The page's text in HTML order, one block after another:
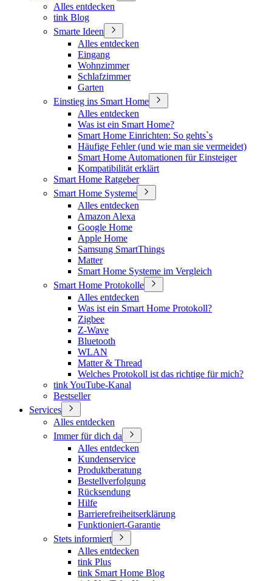
Alles entdecken
tink Blog
Smarte Ideen
Alles entdecken
Eingang
Wohnzimmer
Schlafzimmer
Garten
Einstieg ins Smart Home
Alles entdecken
Was ist ein Smart Home?
Smart Home Einrichten: So gehts`s
Häufige Fehler (und wie man sie vermeidet)
Smart Home Automationen für Einsteiger
Kompatibilität erklärt
Smart Home Ratgeber
Smart Home Systeme
Alles entdecken
Amazon Alexa
Google Home
Apple Home
Samsung SmartThings
Matter
Smart Home Systeme im Vergleich
Smart Home Protokolle
Alles entdecken
Was ist ein Smart Home Protokoll?
Zigbee
Z-Wave
Bluetooth
WLAN
Matter & Thread
Welches Protokoll ist das richtige für mich?
tink YouTube-Kanal
Bestseller
Services
Alles entdecken
Immer für dich da
Alles entdecken
Kundenservice
Produktberatung
Bestellverfolgung
Rücksendung
Hilfe
Barrierefreiheitserklärung
Funktioniert-Garantie
Stets informiert
Alles entdecken
tink Plus
tink Smart Home Blog